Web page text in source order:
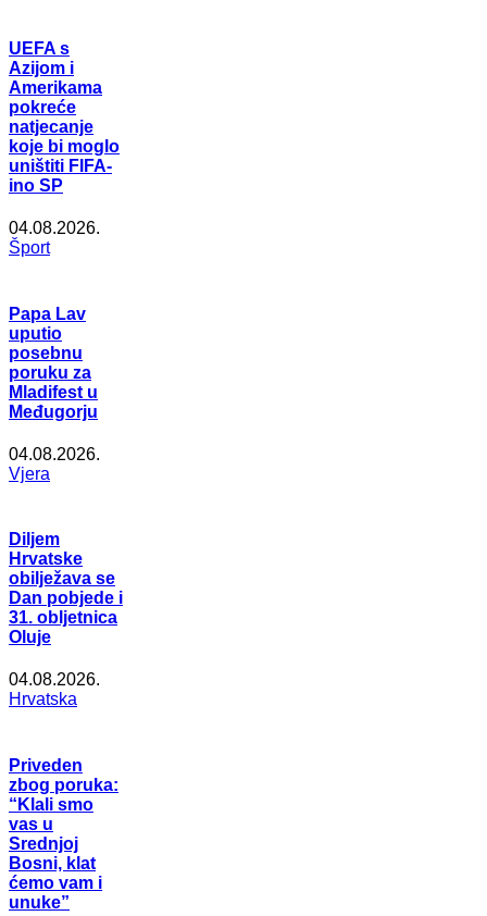
UEFA s
Azijom i
Amerikama
pokreće
natjecanje
koje bi moglo
uništiti FIFA-
ino SP
04.08.2026.
Šport
Papa Lav
uputio
posebnu
poruku za
Mladifest u
Međugorju
04.08.2026.
Vjera
Diljem
Hrvatske
obilježava se
Dan pobjede i
31. obljetnica
Oluje
04.08.2026.
Hrvatska
Priveden
zbog poruka:
“Klali smo
vas u
Srednjoj
Bosni, klat
ćemo vam i
unuke”